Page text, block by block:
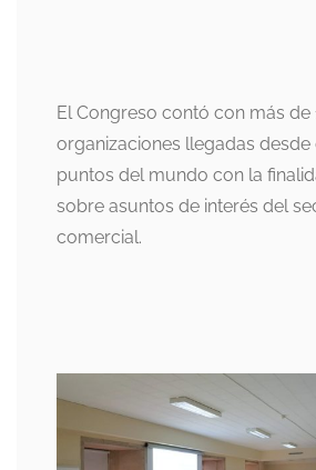
El Congreso contó con más de
organizaciones llegadas desde
puntos del mundo con la
sobre asuntos de interés del
comercial.